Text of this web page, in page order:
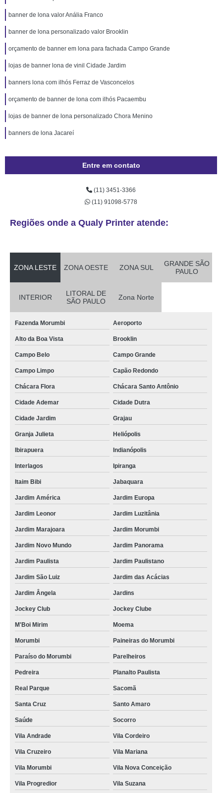
banner de lona valor Anália Franco
banner de lona personalizado valor Brooklin
orçamento de banner em lona para fachada Campo Grande
lojas de banner lona de vinil Cidade Jardim
banners lona com ilhós Ferraz de Vasconcelos
orçamento de banner de lona com ilhós Pacaembu
lojas de banner de lona personalizado Chora Menino
banners de lona Jacareí
Entre em contato
(11) 3451-3366
(11) 91098-5778
Regiões onde a Qualy Printer atende:
ZONA LESTE ZONA OESTE ZONA SUL
GRANDE SÃO
PAULO
INTERIOR
LITORAL DE
SÃO PAULO
Zona Norte
Fazenda Morumbi Aeroporto
Alto da Boa Vista Brooklin
Campo Belo Campo Grande
Campo Limpo Capão Redondo
Chácara Flora Chácara Santo Antônio
Cidade Ademar Cidade Dutra
Cidade Jardim Grajau
Granja Julieta Heliópolis
Ibirapuera Indianópolis
Interlagos Ipiranga
Itaim Bibi Jabaquara
Jardim América Jardim Europa
Jardim Leonor Jardim Luzitânia
Jardim Marajoara Jardim Morumbi
Jardim Novo Mundo Jardim Panorama
Jardim Paulista Jardim Paulistano
Jardim São Luiz Jardim das Acácias
Jardim Ângela Jardins
Jockey Club Jockey Clube
M'Boi Mirim Moema
Morumbi Paineiras do Morumbi
Paraíso do Morumbi Parelheiros
Pedreira Planalto Paulista
Real Parque Sacomã
Santa Cruz Santo Amaro
Saúde Socorro
Vila Andrade Vila Cordeiro
Vila Cruzeiro Vila Mariana
Vila Morumbi Vila Nova Conceição
Vila Progredior Vila Suzana